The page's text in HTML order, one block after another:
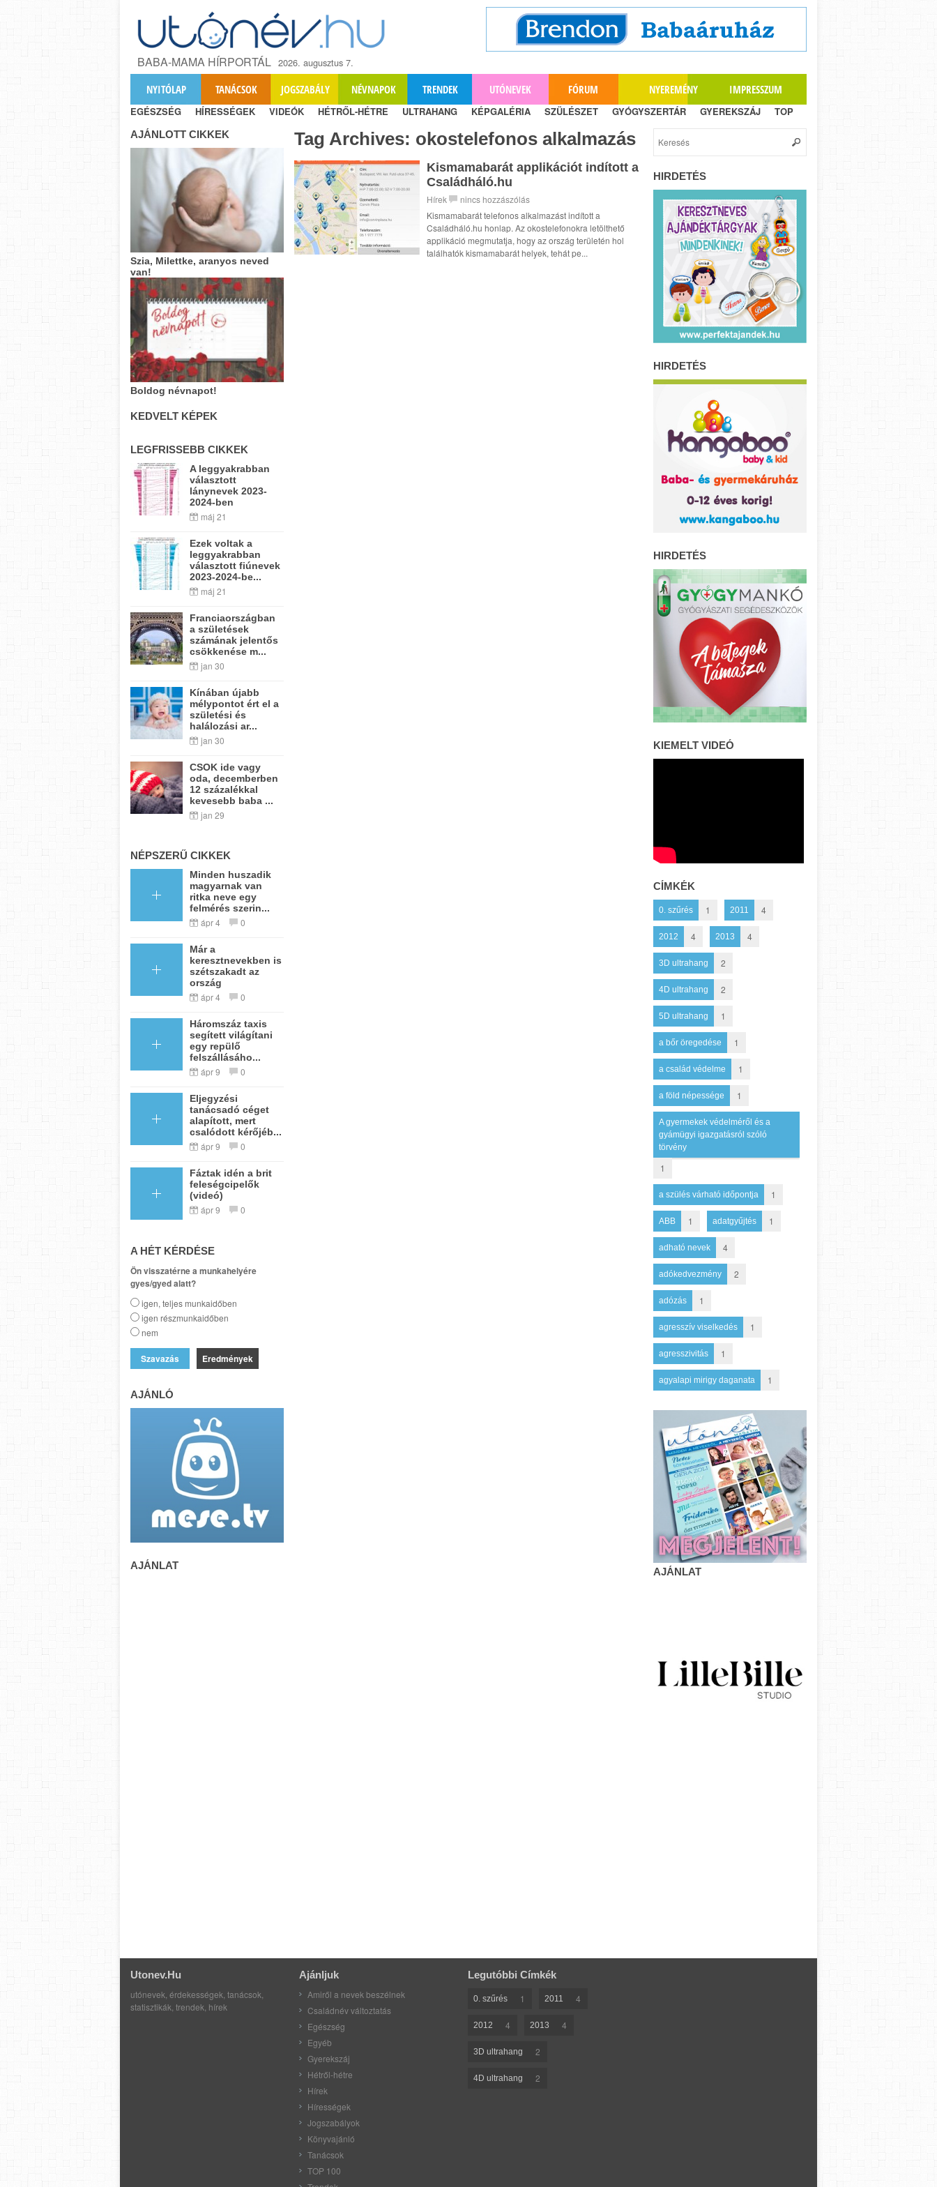
BABA-MAMA HÍRPORTÁL 2026. augusztus 7.
NYITÓLAP TANÁCSOK JOGSZABÁLY NÉVNAPOK TRENDEK UTÓNEVEK FÓRUM NYEREMÉNY IMPRESSZUM
EGÉSZSÉG HÍRESSÉGEK VIDEÓK HÉTRŐL-HÉTRE ULTRAHANG KÉPGALÉRIA SZÜLÉSZET GYÓGYSZERTÁR GYEREKSZÁJ TOP
Tag Archives: okostelefonos alkalmazás
Kismamabarát applikációt indított a
Családháló.hu
Hírek
nincs hozzászólás
Kismamabarát telefonos alkalmazást indított a
Családháló.hu honlap. Az okostelefonokra letölthető
applikáció megmutatja, hogy az ország területén hol
találhatók kismamabarát helyek, tehát pe...
AJÁNLOTT CIKKEK
Szia, Milettke, aranyos neved
van!
Boldog névnapot!
KEDVELT KÉPEK
LEGFRISSEBB CIKKEK
A leggyakrabban
választott
lánynevek 2023-
2024-ben
máj 21
Ezek voltak a
leggyakrabban
választott fiúnevek
2023-2024-be...
máj 21
Franciaországban
a születések
számának jelentős
csökkenése m...
jan 30
Kínában újabb
mélypontot ért el a
születési és
halálozási ar...
jan 30
CSOK ide vagy
oda, decemberben
12 százalékkal
kevesebb baba ...
jan 29
NÉPSZERŰ CIKKEK
Minden huszadik
magyarnak van
ritka neve egy
felmérés szerin...
ápr 4 0
Már a
keresztnevekben is
szétszakadt az
ország
ápr 4 0
Háromszáz taxis
segített világítani
egy repülő
felszállásáho...
ápr 9 0
Eljegyzési
tanácsadó céget
alapított, mert
csalódott kérőjéb...
ápr 9 0
Fáztak idén a brit
feleségcipelők
(videó)
ápr 9 0
A HÉT KÉRDÉSE
Ön visszatérne a munkahelyére
gyes/gyed alatt?
igen, teljes munkaidőben
igen részmunkaidőben
nem
Eredmények
AJÁNLÓ
AJÁNLAT
HIRDETÉS
HIRDETÉS
HIRDETÉS
KIEMELT VIDEÓ
CÍMKÉK
0. szűrés 1 2011 4
2012 4 2013 4
3D ultrahang 2
4D ultrahang 2
5D ultrahang 1
a bőr öregedése 1
a család védelme 1
a föld népessége 1
A gyermekek védelméről és a
gyámügyi igazgatásról szóló
törvény
1
a szülés várható időpontja 1
ABB 1 adatgyűjtés 1
adható nevek 4
adókedvezmény 2
adózás 1
agresszív viselkedés 1
agresszivitás 1
agyalapi mirigy daganata 1
AJÁNLAT
Utonev.hu
utónevek, érdekességek, tanácsok,
statisztikák, trendek, hírek
Ajánljuk
Amiről a nevek beszélnek
Családnév változtatás
Egészség
Egyéb
Gyerekszáj
Hétről-hétre
Hírek
Hírességek
Jogszabályok
Könyvajánló
Tanácsok
TOP 100
Legutóbbi Címkék
0. szűrés 1 2011 4
2012 4 2013 4
3D ultrahang 2
4D ultrahang 2